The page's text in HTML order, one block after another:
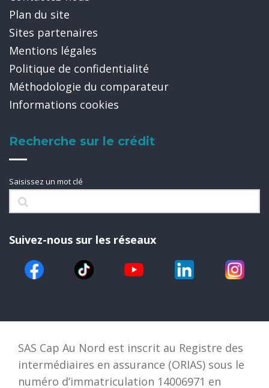
Plan du site
Sites partenaires
Mentions légales
Politique de confidentialité
Méthodologie du comparateur
Informations cookies
Recherche sur le crédit
Saisissez un mot clé
Suivez-nous sur les réseaux
SAS Cap Au Nord est inscrit au Registre des
intermédiaires en assurance (ORIAS) sous le
numéro d’immatriculation 14006971 en